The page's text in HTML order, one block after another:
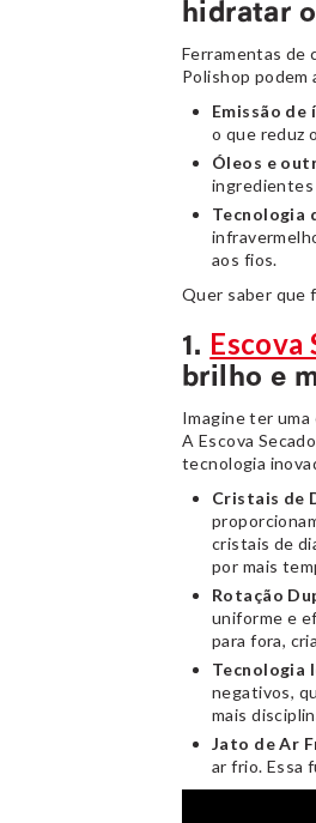
hidratar
Ferramentas de
Polishop podem
Emissão de
o que reduz
Óleos e
ingredientes
Tecnologia
aos fios.
Quer saber que
1.
brilho e
Imagine ter uma
A Escova
tecnologia
Cristais de
cristais de
por mais
Rotação
uniforme e
para fora,
Tecnologia
negativos,
mais
Jato de Ar
ar frio. Essa